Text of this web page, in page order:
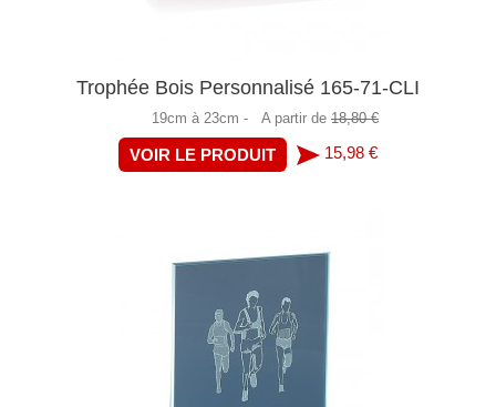
Trophée Bois Personnalisé 165-71-CLI
19cm à 23cm - A partir de 18,80 €
VOIR LE PRODUIT 15,98 €